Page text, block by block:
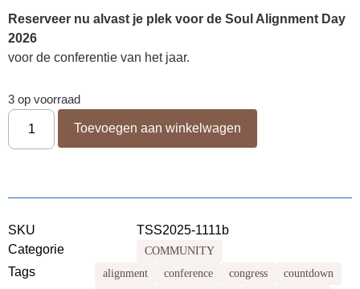
Reserveer nu alvast je plek voor de Soul Alignment Day
2026
voor de conferentie van het jaar.
3 op voorraad
Toevoegen aan winkelwagen
SKU
TSS2025-1111b
Categorie
COMMUNITY
Tags alignment conference congress
countdown